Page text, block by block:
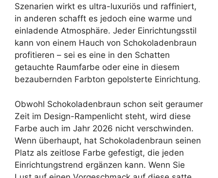
Szenarien wirkt es ultra-luxuriös und raffiniert,
in anderen schafft es jedoch eine warme und
einladende Atmosphäre. Jeder Einrichtungsstil
kann von einem Hauch von Schokoladenbraun
profitieren – sei es eine in den Schatten
getauchte Raumfarbe oder eine in diesem
bezaubernden Farbton gepolsterte Einrichtung.
Obwohl Schokoladenbraun schon seit geraumer
Zeit im Design-Rampenlicht steht, wird diese
Farbe auch im Jahr 2026 nicht verschwinden.
Wenn überhaupt, hat Schokoladenbraun seinen
Platz als zeitlose Farbe gefestigt, die jeden
Einrichtungstrend ergänzen kann. Wenn Sie